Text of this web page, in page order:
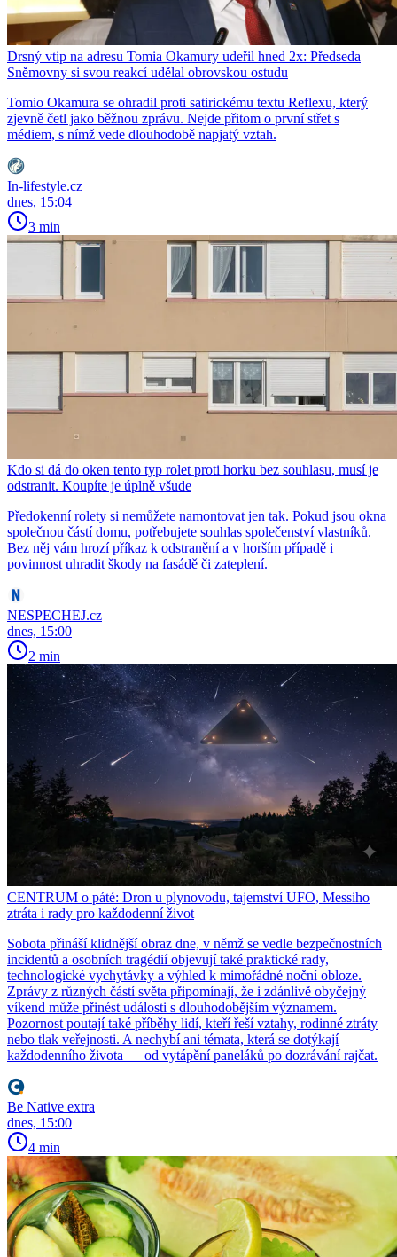
Drsný vtip na adresu Tomia Okamury udeřil hned 2x: Předseda
Sněmovny si svou reakcí udělal obrovskou ostudu
Tomio Okamura se ohradil proti satirickému textu Reflexu, který
zjevně četl jako běžnou zprávu. Nejde přitom o první střet s
médiem, s nímž vede dlouhodobě napjatý vztah.
In-lifestyle.cz
dnes, 15:04
3 min
Kdo si dá do oken tento typ rolet proti horku bez souhlasu, musí je
odstranit. Koupíte je úplně všude
Předokenní rolety si nemůžete namontovat jen tak. Pokud jsou okna
společnou částí domu, potřebujete souhlas společenství vlastníků.
Bez něj vám hrozí příkaz k odstranění a v horším případě i
povinnost uhradit škody na fasádě či zateplení.
NESPECHEJ.cz
dnes, 15:00
2 min
CENTRUM o páté: Dron u plynovodu, tajemství UFO, Messiho
ztráta i rady pro každodenní život
Sobota přináší klidnější obraz dne, v němž se vedle bezpečnostních
incidentů a osobních tragédií objevují také praktické rady,
technologické vychytávky a výhled k mimořádné noční obloze.
Zprávy z různých částí světa připomínají, že i zdánlivě obyčejný
víkend může přinést události s dlouhodobějším významem.
Pozornost poutají také příběhy lidí, kteří řeší vztahy, rodinné ztráty
nebo tlak veřejnosti. A nechybí ani témata, která se dotýkají
každodenního života — od vytápění paneláků po dozrávání rajčat.
Be Native extra
dnes, 15:00
4 min